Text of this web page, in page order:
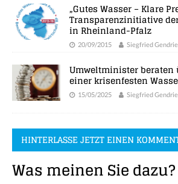
„Gutes Wasser – Klare
Transparenzinitiative
in Rheinland-Pfalz
20/09/2015 Siegfried
Umweltminister
einer krisenfesten
15/05/2025 Siegfried
HINTERLASSE JETZT EINEN
Was meinen Sie dazu?